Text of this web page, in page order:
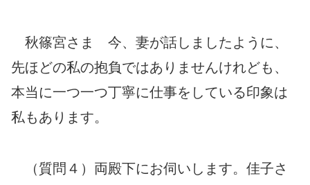
秋篠宮さま 今、妻が話しましたように、
先ほどの私の抱負ではありませんけれども、
本当に一つ一つ丁寧に仕事をしている印象は
私もあります。
（質問４）両殿下にお伺いします。佳子さ